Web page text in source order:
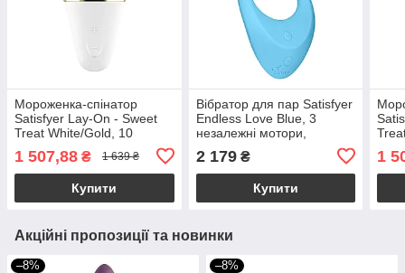
Мороженка-спінатор
Satisfyer Lay-On - Sweet
Treat White/Gold, 10
водонепроникний
1 507,88 ₴ 1 639 ₴
Купити
Вібратор для пар Satisfyer
Endless Love Blue, 3
незалежні мотори,
2 179₴
Купити
1
Акційні пропозиції та новинки
–8% –8%